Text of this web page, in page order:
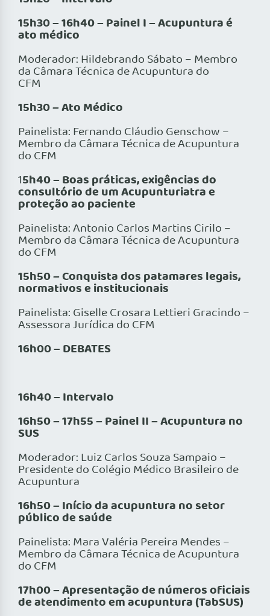
15h30 – 16h40 – Painel I – Acupuntura é
ato médico
Moderador: Hildebrando Sábato – Membro
da Câmara Técnica de Acupuntura do
CFM
15h30 – Ato Médico
Painelista: Fernando Cláudio Genschow –
Membro da Câmara Técnica de Acupuntura
do CFM
15h40 – Boas práticas, exigências do
consultório de um Acupunturiatra e
proteção ao paciente
Painelista: Antonio Carlos Martins Cirilo –
Membro da Câmara Técnica de Acupuntura
do CFM
15h50 – Conquista dos patamares legais,
normativos e institucionais
Painelista: Giselle Crosara Lettieri Gracindo –
Assessora Jurídica do CFM
16h00 – DEBATES
16h40 – Intervalo
16h50 – 17h55 – Painel II – Acupuntura no
SUS
Moderador: Luiz Carlos Souza Sampaio –
Presidente do Colégio Médico Brasileiro de
Acupuntura
16h50 – Início da acupuntura no setor
público de saúde
Painelista: Mara Valéria Pereira Mendes –
Membro da Câmara Técnica de Acupuntura
do CFM
17h00 – Apresentação de números oficiais
de atendimento em acupuntura (TabSUS)